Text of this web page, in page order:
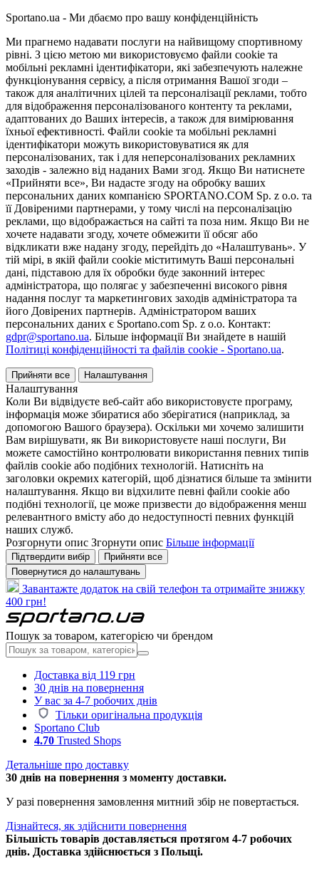
Sportano.ua - Ми дбаємо про вашу конфіденційність
Ми прагнемо надавати послуги на найвищому спортивному
рівні. З цією метою ми використовуємо файли cookie та
мобільні рекламні ідентифікатори, які забезпечують належне
функціонування сервісу, а після отримання Вашої згоди –
також для аналітичних цілей та персоналізації реклами, тобто
для відображення персоналізованого контенту та реклами,
адаптованих до Ваших інтересів, а також для вимірювання
їхньої ефективності. Файли cookie та мобільні рекламні
ідентифікатори можуть використовуватися як для
персоналізованих, так і для неперсоналізованих рекламних
заходів - залежно від наданих Вами згод. Якщо Ви натиснете
«Прийняти все», Ви надасте згоду на обробку ваших
персональних даних компанією SPORTANO.COM Sp. z o.o. та
її Довіреними партнерами, у тому числі на персоналізацію
реклами, що відображається на сайті та поза ним. Якщо Ви не
хочете надавати згоду, хочете обмежити її обсяг або
відкликати вже надану згоду, перейдіть до «Налаштувань». У
тій мірі, в якій файли cookie міститимуть Ваші персональні
дані, підставою для їх обробки буде законний інтерес
адміністратора, що полягає у забезпеченні високого рівня
надання послуг та маркетингових заходів адміністратора та
його Довірених партнерів. Адміністратором ваших
персональних даних є Sportano.com Sp. z o.o. Контакт:
gdpr@sportano.ua. Більше інформації Ви знайдете в нашій
Політиці конфіденційності та файлів cookie - Sportano.ua.
Прийняти все Налаштування
Налаштування
Коли Ви відвідуєте веб-сайт або використовуєте програму,
інформація може збиратися або зберігатися (наприклад, за
допомогою Вашого браузера). Оскільки ми хочемо залишити
Вам вирішувати, як Ви використовуєте наші послуги, Ви
можете самостійно контролювати використання певних типів
файлів cookie або подібних технологій. Натисніть на
заголовки окремих категорій, щоб дізнатися більше та змінити
налаштування. Якщо ви відхилите певні файли cookie або
подібні технології, це може призвести до відображення менш
релевантного вмісту або до недоступності певних функцій
наших служб.
Розгорнути опис Згорнути опис Більше інформації
Підтвердити вибір
Прийняти все
Повернутися до налаштувань
Завантажте додаток на свій телефон та отримайте знижку
400 грн!
Пошук за товаром, категорією чи брендом
Доставка від 119 грн
30 днів на повернення
У вас за 4-7 робочих днів
Тільки оригінальна продукція
Sportano Club
4.70 Trusted Shops
Детальніше про доставку
30 днів на повернення з моменту доставки.
У разі повернення замовлення митний збір не повертається.
Дізнайтеся, як здійснити повернення
Більшість товарів доставляється протягом 4-7 робочих
днів. Доставка здійснюється з Польщі.